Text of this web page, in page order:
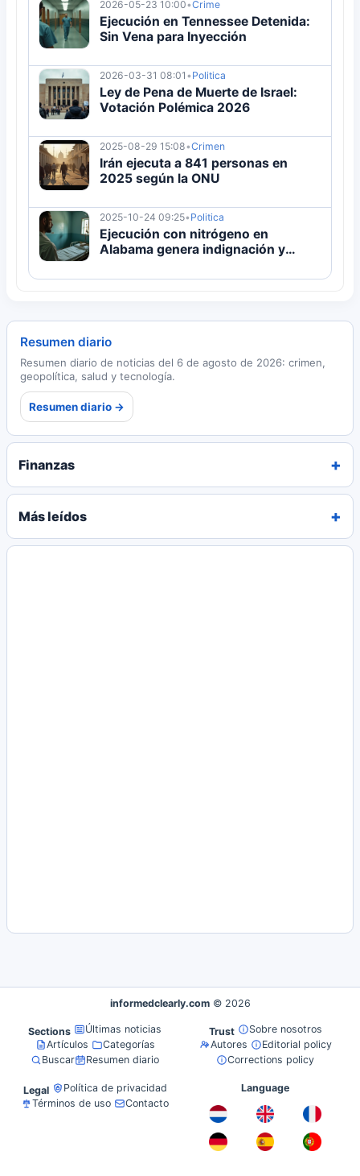
2026-05-23 10:00•Crime
Ejecución en Tennessee Detenida:
Sin Vena para Inyección
2026-03-31 08:01 • Politica
Ley de Pena de Muerte de Israel:
Votación Polémica 2026
2025-08-29 15:08•Crimen
Irán ejecuta a 841 personas en
2025 según la ONU
2025-10-24 09:25• Politica
Ejecución con nitrógeno en
Alabama genera indignación y
Resumen diario
Resumen diario de noticias del 6 de agosto de 2026: crimen,
geopolítica, salud y tecnología.
Resumen diario →
Finanzas
Más leídos
informedclearly.com © 2026
Sections
Últimas noticias
Artículos
Categorías
Buscar
Resumen diario
Trust
Sobre nosotros
Autores
Editorial policy
Corrections policy
Legal
Política de privacidad
Términos de uso
Contacto
Language